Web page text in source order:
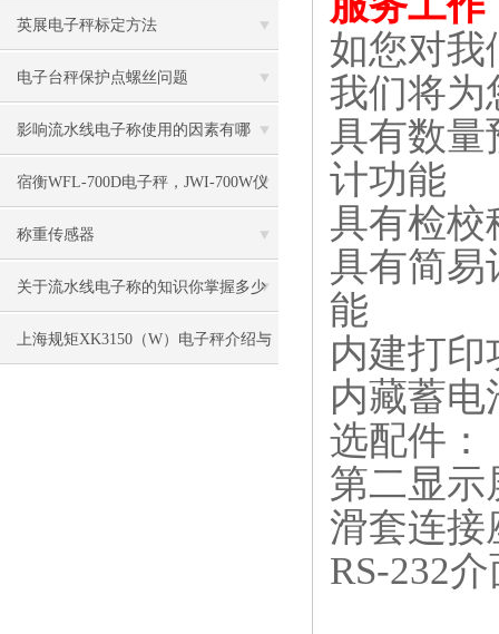
项
英展电子秤标定方法
电子台秤保护点螺丝问题
影响流水线电子称使用的因素有哪
些？
宿衡WFL-700D电子秤，JWI-700W仪
表校正方法
称重传感器
关于流水线电子称的知识你掌握多少
上海规矩XK3150（W）电子秤介绍与
如您对我
我们将为
具有数量
计功能
具有检校
具有简易
能
内建打
内藏蓄
选配件：
第二显示
滑套连接
RS-232介